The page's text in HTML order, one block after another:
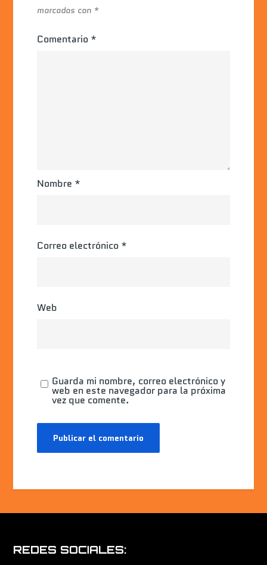
marcados con *
Comentario *
Nombre *
Correo electrónico *
Web
Guarda mi nombre, correo electrónico y
web en este navegador para la próxima
vez que comente.
REDES SOCIALES: